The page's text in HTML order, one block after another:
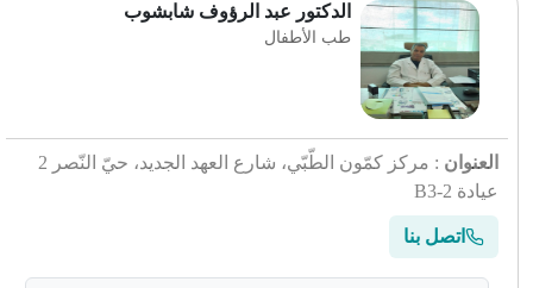
الدكتور عبد الرؤوف شابشوب
طب الأطفال
العنوان
: مركز كمّون الطّبّي، شارع العهد الجديد، حيّ النّصر 2
عيادة B3-2
اتصل بنا